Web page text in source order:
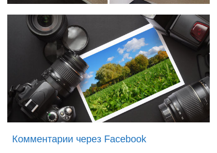
Комментарии через Facebook